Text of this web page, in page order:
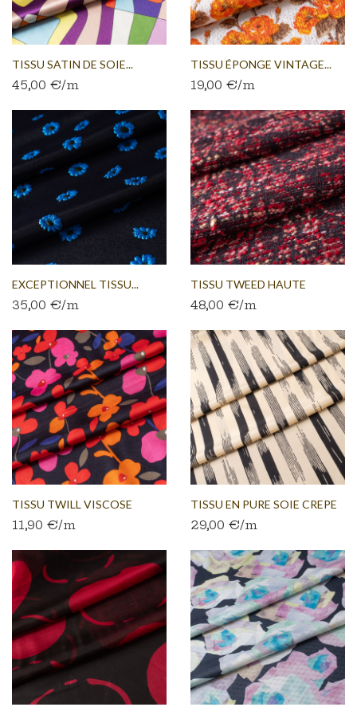
TISSU SATIN DE SOIE...
45,00 €/m
TISSU ÉPONGE VINTAGE...
19,00 €/m
EXCEPTIONNEL TISSU...
35,00 €/m
TISSU TWEED HAUTE
COUTURE...
48,00 €/m
TISSU TWILL VISCOSE
FLEURI...
11,90 €/m
TISSU EN PURE SOIE CREPE
DE...
29,00 €/m